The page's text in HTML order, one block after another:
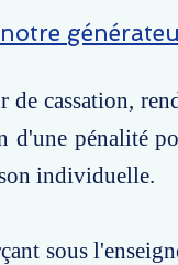
de cassation,
pénalité
individuelle.
sous